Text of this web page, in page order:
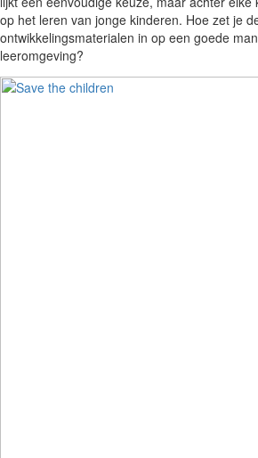
op het leren van jonge kinderen. Hoe zet je
ontwikkelingsmaterialen in op een goede
leeromgeving?